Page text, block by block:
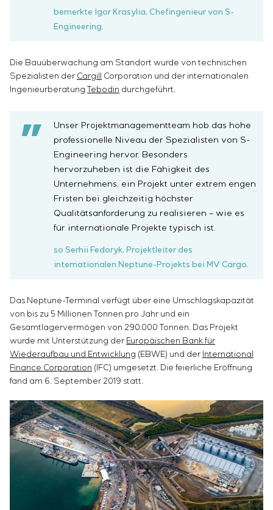
bemerkte Igor Krasylia, Chefingenieur von S-
Engineering.
Die Bauüberwachung am Standort wurde von technischen
Spezialisten der Cargill
Corporation und der internationalen
Ingenieurberatung Tebodin durchgeführt.
Unser Projektmanagementteam hob das hohe
professionelle Niveau der Spezialisten von S-
Engineering hervor. Besonders
hervorzuheben ist die Fähigkeit des
Unternehmens, ein Projekt unter extrem engen
Fristen bei gleichzeitig höchster
Qualitätsanforderung zu realisieren – wie es
für internationale Projekte typisch ist.
so Serhii Fedoryk, Projektleiter des
internationalen Neptune-Projekts bei MV Cargo.
Das Neptune-Terminal verfügt über eine Umschlagskapazität
von bis zu 5 Millionen Tonnen pro Jahr und ein
Gesamtlagervermögen von 290.000 Tonnen. Das Projekt
wurde mit Unterstützung der Europäischen Bank für
Wiederaufbau und Entwicklung (EBWE) und der International
Finance Corporation (IFC) umgesetzt. Die feierliche Eröffnung
fand am 6. September 2019 statt.